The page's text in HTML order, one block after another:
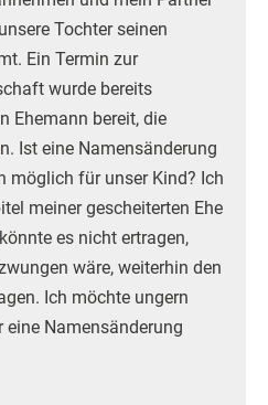
Tochter seinen
Ein Termin zur
wurde bereits
Ehemann bereit, die
Ist eine Namensänderung
möglich für unser Kind? Ich
meiner gescheiterten Ehe
es nicht ertragen,
wäre, weiterhin den
Ich möchte ungern
Namensänderung